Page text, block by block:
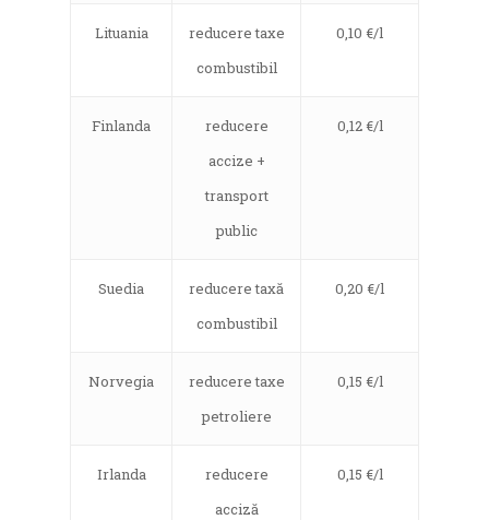
Lituania
reducere taxe
combustibil
0,10 €/l
Finlanda
reducere
accize +
transport
public
0,12 €/l
Suedia
reducere taxă
combustibil
0,20 €/l
Norvegia
reducere taxe
petroliere
0,15 €/l
Irlanda
reducere
acciză
0,15 €/l